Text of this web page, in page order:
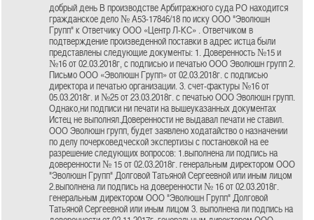
добрый день В производстве Арбитражного суда РО находится
гражданское дело № А53-17846/18 по иску ООО "Эволюшн
Групп" к Ответчику ООО «Центр Л-КС» . Ответчиком в
подтверждение произведенной поставки в адрес истца были
представлены следующие документы: 1. Доверенность №15 и
№16 от 02.03.2018г, с подписью и печатью ООО Эволюшн групп 2.
Письмо ООО «Эволюшн Групп» от 02.03.2018г. с подписью
директора и печатью организации. 3. счет-фактуры №16 от
05.03.2018г. и №25 от 23.03.2018г. с печатью ООО Эволюшн групп.
Однако,ни подписи ни печати на вышеуказанных документах
Истец не выполнял.Доверенности не выдавал печати не ставил.
ООО Эволюшн групп, будет заявлено ходатайство о назначении
по делу почерковедческой экспертизы с постановкой на ее
разрешение следующих вопросов: 1.выполнена ли подпись на
доверенности № 15 от 02.03.2018г. генеральным директором ООО
"Эволюшн Групп" Долговой Татьяной Сергеевной или иным лицом
2.выполнена ли подпись на доверенности № 16 от 02.03.2018г.
генеральным директором ООО "Эволюшн Групп" Долговой
Татьяной Сергеевной или иным лицом 3. выполнена ли подпись на